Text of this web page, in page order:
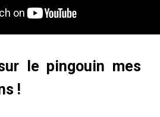
le pingouin mes
!